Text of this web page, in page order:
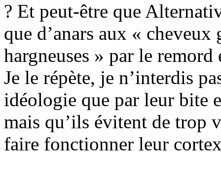
? Et peut-être que
que d’anars aux «
hargneuses » par le
Je le répète, je n’interdis
idéologie que par leur bite
mais qu’ils évitent de trop
faire fonctionner leur